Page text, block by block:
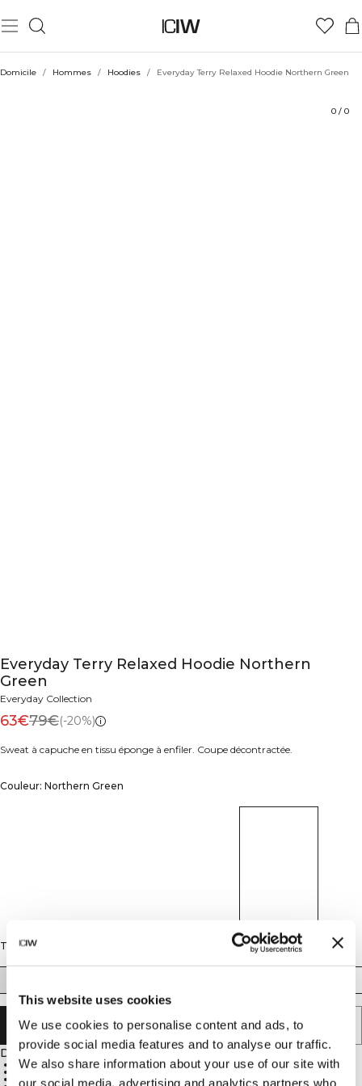
This website uses cookies
We use cookies to personalise content and ads, to
provide social media features and to analyse our traffic.
We also share information about your use of our site with
our social media, advertising and analytics partners who
Domicile / Hommes / Hoodies / Everyday Terry Relaxed Hoodie Northern Green
0 / 0
Everyday Terry Relaxed Hoodie Northern
Green
Everyday Collection
63€79€(-20%)
Sweat à capuche en tissu éponge à enfiler. Coupe décontractée.
Couleur: Northern Green
Taille
AJOUTER AU PANIER
Description
Tissu éponge
Coupe oversize
À enfiler